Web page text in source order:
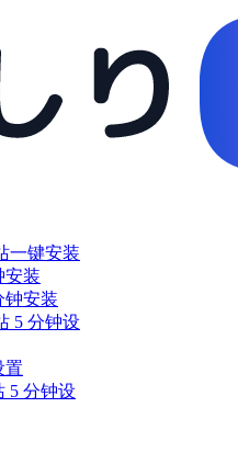
一键安装
安装
钟安装
5 分钟设
置
5 分钟设